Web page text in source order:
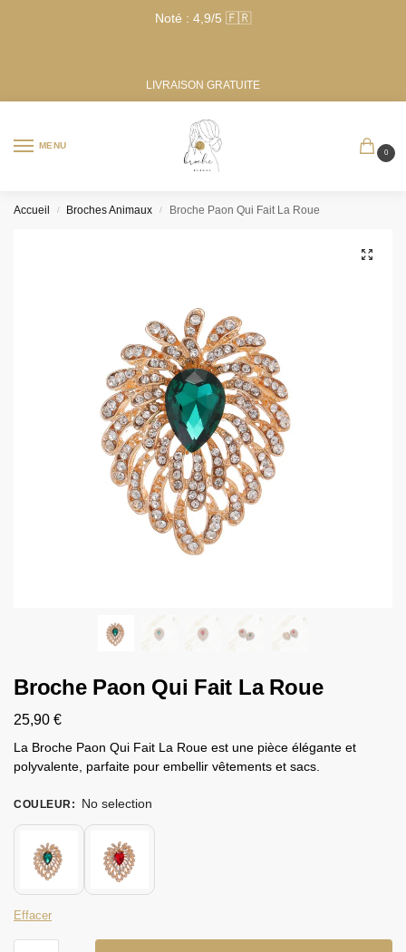
Noté : 4,9/5 🇫🇷
LIVRAISON GRATUITE
MENU
0
Accueil / Broches Animaux / Broche Paon Qui Fait La Roue
Broche Paon Qui Fait La Roue
25,90 €
La Broche Paon Qui Fait La Roue est une pièce élégante et
polyvalente, parfaite pour embellir vêtements et sacs.
COULEUR : No selection
Effacer